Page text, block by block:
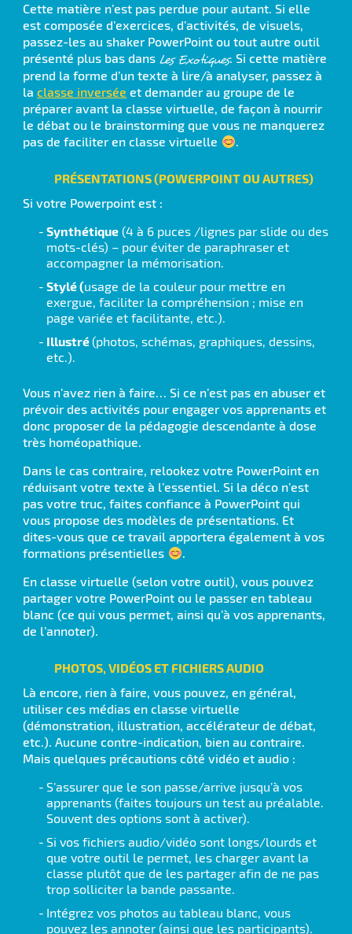
Cette matière n’est pas perdue pour autant. Si elle
est composée d’exercices, d’activités, de visuels,
passez-les au shaker PowerPoint ou tout autre outil
présenté plus bas dans Les Exotiques. Si cette matière
prend la forme d’un texte à lire/à analyser, passez à
laclasse inversée et demander au groupe de le
préparer avant la classe virtuelle, de façon à nourrir
le débat ou le brainstorming que vous ne manquerez
pas de faciliter en classe virtuelle
.
PRÉSENTATIONS (POWERPOINT OU AUTRES)
Si votre Powerpoint est :
Synthétique (4 à 6 puces /lignes par slide ou des
mots-clés) – pour éviter de paraphraser et
accompagner la mémorisation.
Stylé (usage de la couleur pour mettre en
exergue, faciliter la compréhension ; mise en
page variée et facilitante, etc.).
Illustré(photos, schémas, graphiques, dessins,
etc.).
Vous n’avez rien à faire… Si ce n’est pas en abuser et
prévoir des activités pour engager vos apprenants et
donc proposer de la pédagogie descendante à dose
très homéopathique.
Dans le cas contraire, relookez votre PowerPoint en
réduisant votre texte à l’essentiel. Si la déco n’est
pas votre truc, faites confiance à PowerPoint qui
vous propose des modèles de présentations. Et
dites-vous que ce travail apportera également à vos
formations présentielles
.
En classe virtuelle (selon votre outil), vous pouvez
partager votre PowerPoint ou le passer en tableau
blanc (ce qui vous permet, ainsi qu’à vos apprenants,
de l’annoter).
PHOTOS, VIDÉOS ET FICHIERS AUDIO
Là encore, rien à faire, vous pouvez, en général,
utiliser ces médias en classe virtuelle
(démonstration, illustration, accélérateur de débat,
etc.). Aucune contre-indication, bien au contraire.
Mais quelques précautions côté vidéo et audio :
S’assurer que le son passe/arrive jusqu’à vos
apprenants (faites toujours un test au préalable.
Souvent des options sont à activer).
Si vos fichiers audio/vidéo sont longs/lourds et
que votre outil le permet, les charger avant la
classe plutôt que de les partager afin de ne pas
trop solliciter la bande passante.
Intégrez vos photos au tableau blanc, vous
pouvez les annoter (ainsi que les participants).